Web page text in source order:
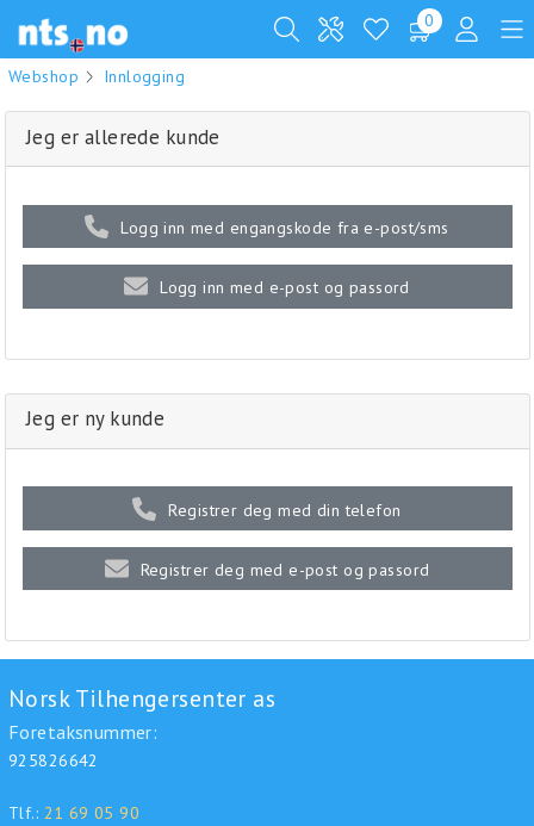
0
Webshop Innlogging
Jeg er allerede kunde
Logg inn med engangskode fra e-post/sms
Logg inn med e-post og passord
Jeg er ny kunde
Registrer deg med din telefon
Registrer deg med e-post og passord
Norsk Tilhengersenter as
Foretaksnummer:
925826642
Tlf.: 21 69 05 90